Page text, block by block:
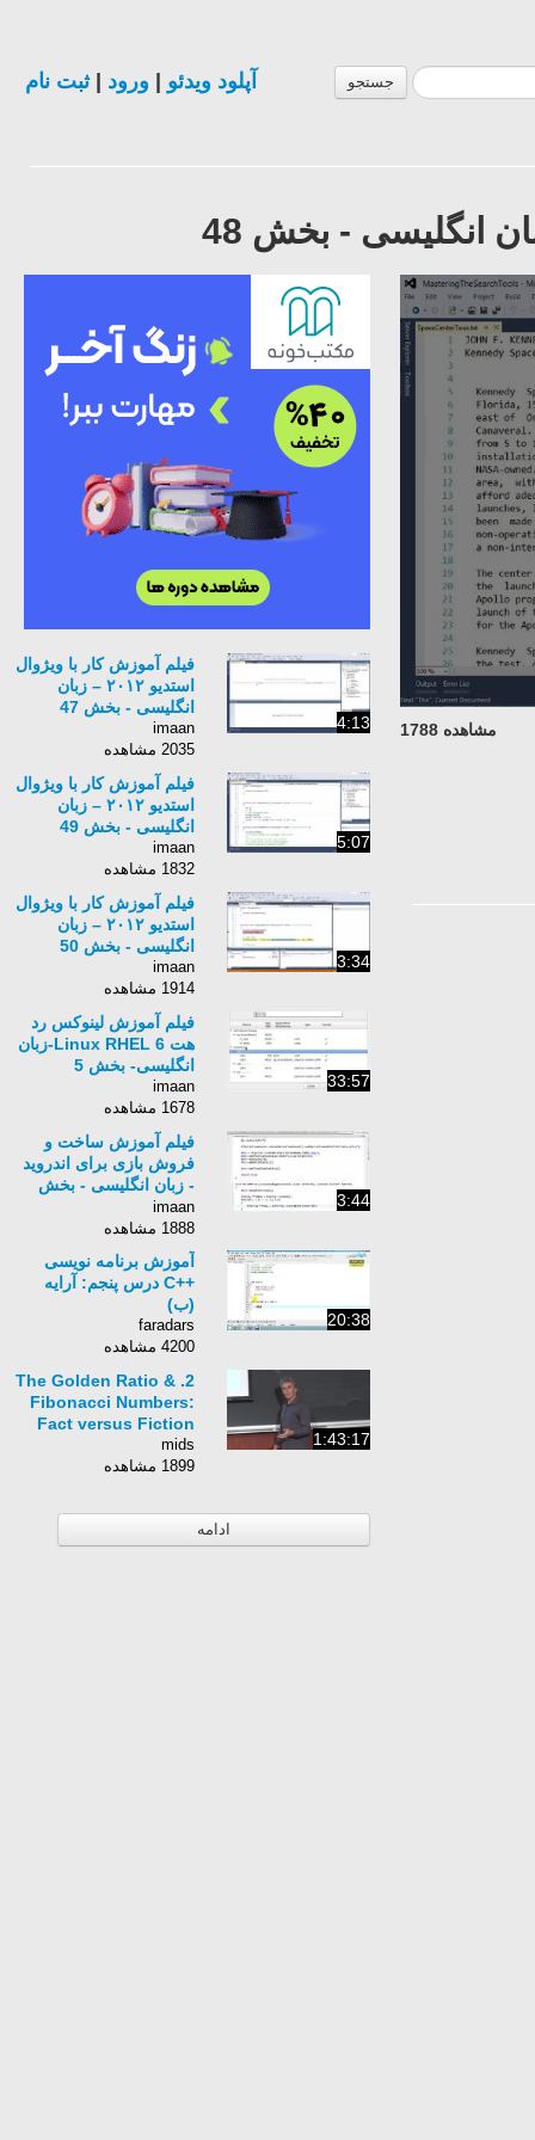
جستجو آپلود ویدئو ورود |ثبت نام
مشاهده 1788 4:13
فیلم آموزش کار با ویژوال
استدیو ۲۰۱۲ – زبان
انگلیسی - بخش 47
imaan
2035 مشاهده
5:07
فیلم آموزش کار با ویژوال
استدیو ۲۰۱۲ – زبان
انگلیسی - بخش 49
imaan
1832 مشاهده
3:34
فیلم آموزش کار با ویژوال
استدیو ۲۰۱۲ – زبان
انگلیسی - بخش 50
imaan
1914 مشاهده
33:57
فیلم آموزش لینوکس رد
هت Linux RHEL 6-زبان
انگلیسی- بخش 5
imaan
1678 مشاهده
3:44
فیلم آموزش ساخت و
فروش بازی برای اندروید
- زبان انگلیسی - بخش
21
imaan
1888 مشاهده
20:38
آموزش برنامه نویسی
++C درس پنجم: آرایه
(ب)
faradars
4200 مشاهده
1:43:17
2. The Golden Ratio &
Fibonacci Numbers:
Fact versus Fiction
mids
1899 مشاهده
ادامه